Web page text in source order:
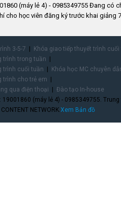
(máy lẻ 4) - 0985349755 Đang có
cho học viên đăng ký trước khai giảng
3-5-7
Khóa giao tiếp thuyết trình
trình trong tuần
trình cuối tuần
Khóa học MC chuyên
trình cho trẻ em
qua điện thoại
Đào tạo In-house
19001860 (máy lẻ 4) - 0985349755.
NETWORK.Xem Bản đồ